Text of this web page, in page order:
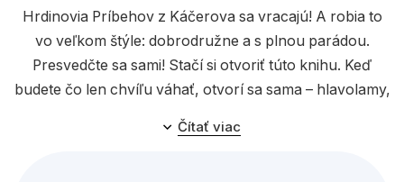
Všetky kategórie
Hrdinovia Príbehov z Káčerova sa vracajú! A robia to
vo veľkom štýle: dobrodružne a s plnou parádou.
Presvedčte sa sami! Stačí si otvoriť túto knihu. Keď
budete čo len chvíľu váhať, otvorí sa sama – hlavolamy,
bludiská, veľa hier a nových dobrodružstiev. Máte pred
sebou príbehy plné napätia, pri ktorých bude lietať
Čítať viac